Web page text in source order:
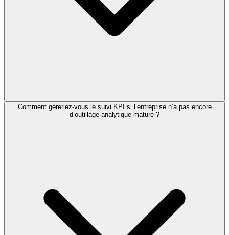
Comment géreriez-vous le suivi KPI si l’entreprise n’a pas encore
d’outillage analytique mature ?